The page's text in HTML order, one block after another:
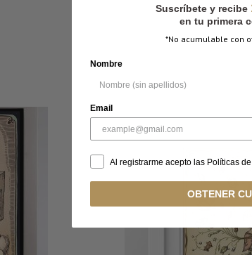
Suscríbete y recibe
en tu primera
*No acumulable con
Nombre
Email
Al registrarme acepto las Políticas
OBTENER